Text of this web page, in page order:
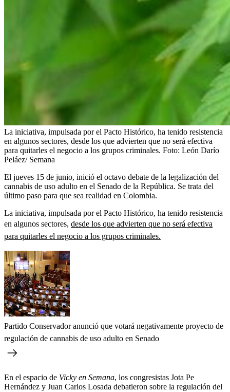
La iniciativa, impulsada por el Pacto Histórico, ha tenido resistencia
en algunos sectores, desde los que advierten que no será efectiva
para quitarles el negocio a los grupos criminales. Foto: León Darío
Peláez/ Semana
El jueves 15 de junio, inició el octavo debate de la legalización del
cannabis de uso adulto en el Senado de la República. Se trata del
último paso para que sea realidad en Colombia.
La iniciativa, impulsada por el Pacto Histórico, ha tenido resistencia
en algunos sectores, desde los que advierten que no será efectiva
para quitarles el negocio a los grupos criminales.
Partido Conservador anunció que votará negativamente proyecto de
regulación de cannabis de uso adulto en Senado
En el espacio de Vicky en Semana, los congresistas Jota Pe
Hernández y Juan Carlos Losada debatieron sobre la regulación del